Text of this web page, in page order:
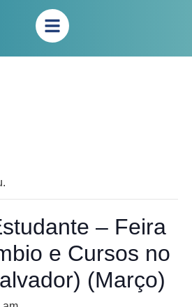
– Feira
e Cursos no
(Março)